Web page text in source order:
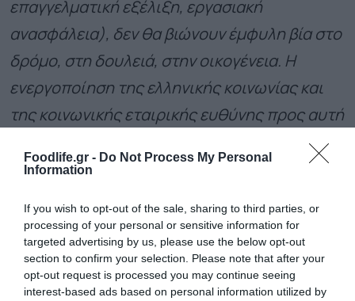
Foodlife.gr - Do Not Process My Personal
Information
If you wish to opt-out of the sale, sharing to third parties, or
processing of your personal or sensitive information for
targeted advertising by us, please use the below opt-out
section to confirm your selection. Please note that after your
opt-out request is processed you may continue seeing
interest-based ads based on personal information utilized by
επαγγελματική εξέλιξη, εργασιακή
ανασφάλεια), δεν θα βιώνουν έμφυλη βία στο
δρόμο, στη δουλειά, στην οικογένεια. Η
ενεργοποίηση της ελληνικής κοινωνίας και
της κοινωνικής εταιρικής ευθύνης προς αυτή
την κατεύθυνση είναι κρίσιμη παράμετρος.
Σε αυτό το πλαίσιο η πρωτοβουλία της
συμβάλει στην ενδυνάμωση των γυναικών για
να διεκδικήσουν τη θέση που τους αναλογεί
στην κοινωνία, την πολιτική, τον πολιτισμό,